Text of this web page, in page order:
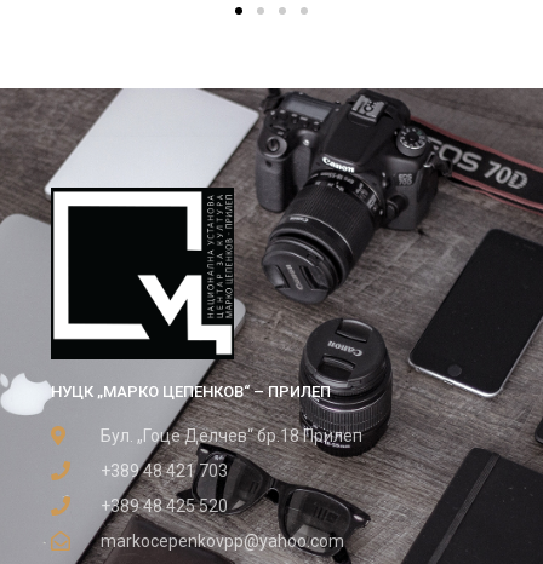
НУЦК „МАРКО ЦЕПЕНКОВ“ – ПРИЛЕП
Бул. „Гоце Делчев“ бр.18 Прилеп
+389 48 421 703
+389 48 425 520
markocepenkovpp@yahoo.com